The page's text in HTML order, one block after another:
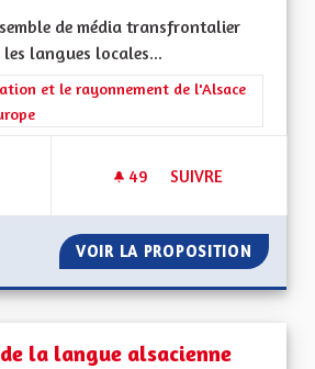
de média transfrontalier
langues locales...
de la catégorie : La Culture, l'Education et
et le rayonnement de l'Alsace
49 49 ABONNÉS
SUIVRE
VOIR LA PROPOSITION
la langue alsacienne